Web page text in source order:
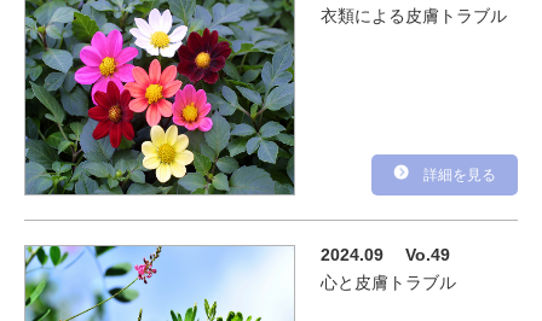
衣類による皮膚トラブル
詳細を見る
2024.09 Vo.49
心と皮膚トラブル